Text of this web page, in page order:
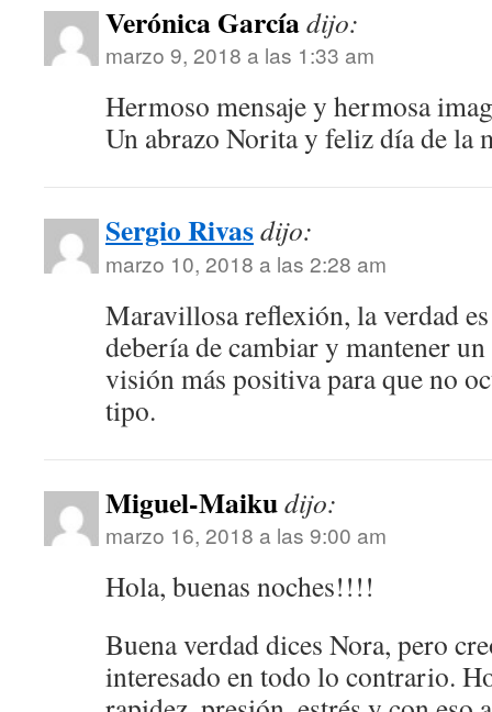
Verónica Garcíadijo:
marzo 9, 2018 a las 1:33 am
Hermoso mensaje y hermosa
Un abrazo Norita y feliz día de la
Sergio Rivasdijo:
marzo 10, 2018 a las 2:28 am
Maravillosa reflexión, la verdad
debería de cambiar y mantener
visión más positiva para que no
tipo.
Miguel-Maikudijo:
marzo 16, 2018 a las 9:00 am
Hola, buenas noches!!!!
Buena verdad dices Nora, pero
interesado en todo lo contrario.